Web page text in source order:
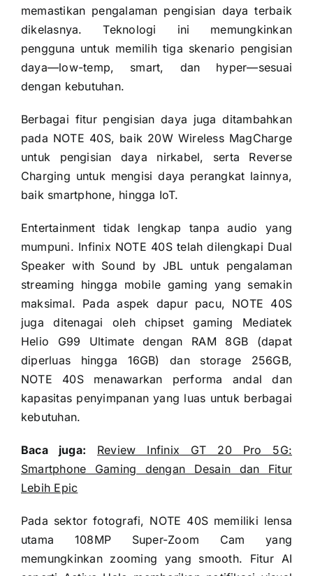
memastikan pengalaman pengisian daya terbaik
dikelasnya. Teknologi ini memungkinkan
pengguna untuk memilih tiga skenario pengisian
daya—low-temp, smart, dan hyper—sesuai
dengan kebutuhan.
Berbagai fitur pengisian daya juga ditambahkan
pada NOTE 40S, baik 20W Wireless MagCharge
untuk pengisian daya nirkabel, serta Reverse
Charging untuk mengisi daya perangkat lainnya,
baik smartphone, hingga IoT.
Entertainment tidak lengkap tanpa audio yang
mumpuni. Infinix NOTE 40S telah dilengkapi Dual
Speaker with Sound by JBL untuk pengalaman
streaming hingga mobile gaming yang semakin
maksimal. Pada aspek dapur pacu, NOTE 40S
juga ditenagai oleh chipset gaming Mediatek
Helio G99 Ultimate dengan RAM 8GB (dapat
diperluas hingga 16GB) dan storage 256GB,
NOTE 40S menawarkan performa andal dan
kapasitas penyimpanan yang luas untuk berbagai
kebutuhan.
Baca juga:
Review Infinix GT 20 Pro 5G:
Smartphone Gaming dengan Desain dan Fitur
Lebih Epic
Pada sektor fotografi, NOTE 40S memiliki lensa
utama 108MP Super-Zoom Cam yang
memungkinkan zooming yang smooth. Fitur AI